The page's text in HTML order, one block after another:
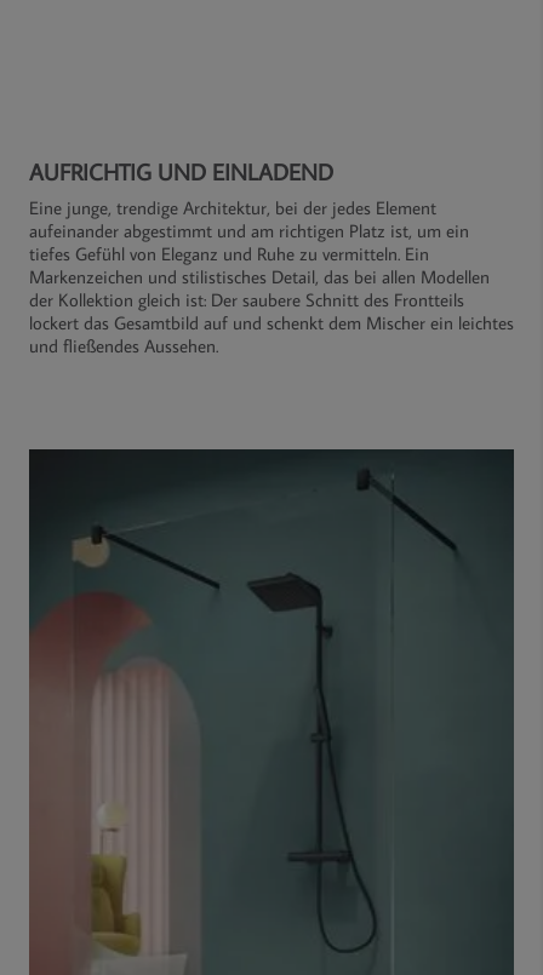
AUFRICHTIG UND EINLADEND
Eine junge, trendige Architektur, bei der jedes Element
aufeinander abgestimmt und am richtigen Platz ist, um ein
tiefes Gefühl von Eleganz und Ruhe zu vermitteln. Ein
Markenzeichen und stilistisches Detail, das bei allen Modellen
der Kollektion gleich ist: Der saubere Schnitt des Frontteils
lockert das Gesamtbild auf und schenkt dem Mischer ein leichtes
und fließendes Aussehen.